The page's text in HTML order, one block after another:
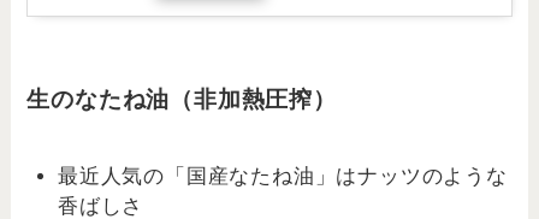
生のなたね油（非加熱圧搾）
最近人気の「国産なたね油」はナッツのような
香ばしさ